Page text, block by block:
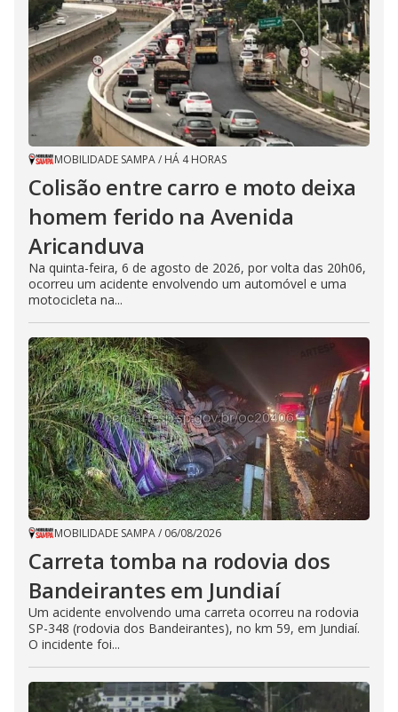
MOBILIDADE SAMPA/ HÁ 4 HORAS
Colisão entre carro e moto deixa
homem ferido na Avenida
Aricanduva
Na quinta-feira, 6 de agosto de 2026, por volta das 20h06,
ocorreu um acidente envolvendo um automóvel e uma
motocicleta na...
MOBILIDADE SAMPA/ 06/08/2026
Carreta tomba na rodovia dos
Bandeirantes em Jundiaí
Um acidente envolvendo uma carreta ocorreu na rodovia
SP-348 (rodovia dos Bandeirantes), no km 59, em Jundiaí.
O incidente foi...